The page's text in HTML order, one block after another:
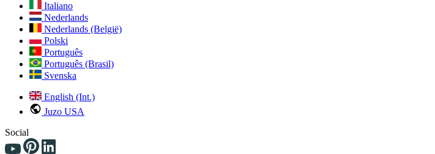
Italiano
Nederlands
Nederlands (België)
Polski
Português
Português (Brasil)
Svenska
English (Int.)
Juzo USA
Social